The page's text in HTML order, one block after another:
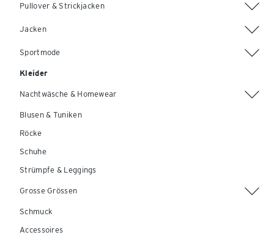
Pullover & Strickjacken
Jacken
Sportmode
Kleider
Nachtwäsche & Homewear
Blusen & Tuniken
Röcke
Schuhe
Strümpfe & Leggings
Grosse Grössen
Schmuck
Accessoires